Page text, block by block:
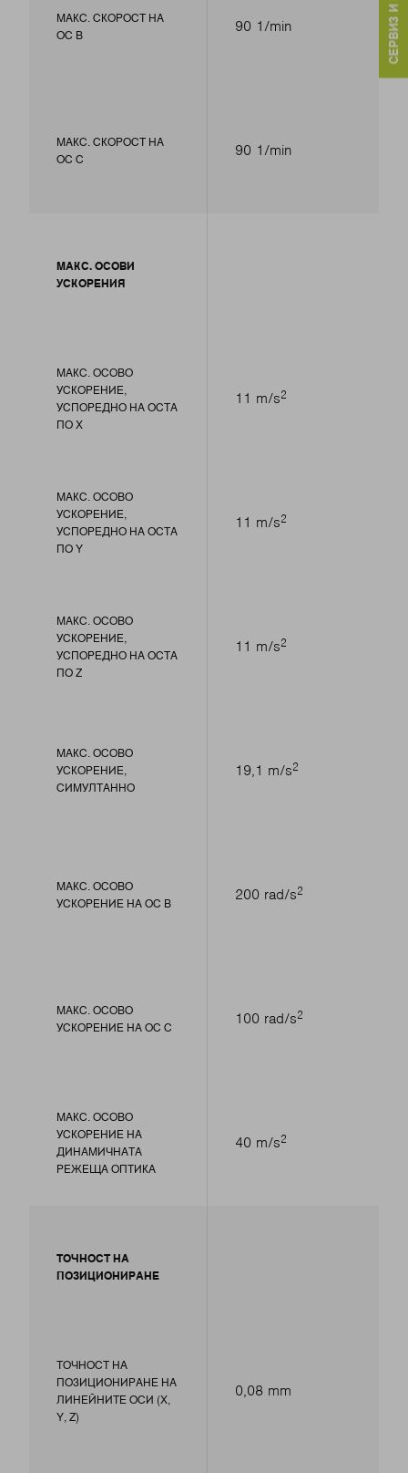
МАКС. СКОРОСТ НА
ОС В
МАКС. СКОРОСТ НА
ОС С
МАКС. ОСОВИ
УСКОРЕНИЯ
МАКС. ОСОВО
УСКОРЕНИЕ,
УСПОРЕДНО НА ОСТА
ПО X
МАКС. ОСОВО
УСКОРЕНИЕ,
УСПОРЕДНО НА ОСТА
ПО Y
МАКС. ОСОВО
УСКОРЕНИЕ,
УСПОРЕДНО НА ОСТА
ПО Z
МАКС. ОСОВО
УСКОРЕНИЕ,
СИМУЛТАННО
МАКС. ОСОВО
УСКОРЕНИЕ НА ОС В
МАКС. ОСОВО
УСКОРЕНИЕ НА ОС С
МАКС. ОСОВО
УСКОРЕНИЕ НА
ДИНАМИЧНАТА
РЕЖЕЩА ОПТИКА
ТОЧНОСТ НА
ПОЗИЦИОНИРАНЕ
ТОЧНОСТ НА
ПОЗИЦИОНИРАНЕ НА
ЛИНЕЙНИТЕ ОСИ (X,
Y, Z)
90 1/min
90 1/min
11 m/s2
11 m/s2
11 m/s2
19,1 m/s2
200 rad/s2
100 rad/s2
40 m/s2
0,08 mm